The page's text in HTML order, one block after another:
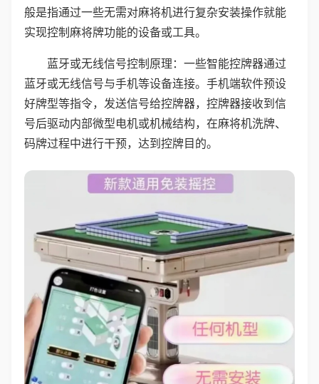
般是指通过一些无需对麻将机进行复杂安装操作就能
实现控制麻将牌功能的设备或工具。
蓝牙或无线信号控制原理：一些智能控牌器通过
蓝牙或无线信号与手机等设备连接。手机端软件预设
好牌型等指令，发送信号给控牌器，控牌器接收到信
号后驱动内部微型电机或机械结构，在麻将机洗牌、
码牌过程中进行干预，达到控牌目的。